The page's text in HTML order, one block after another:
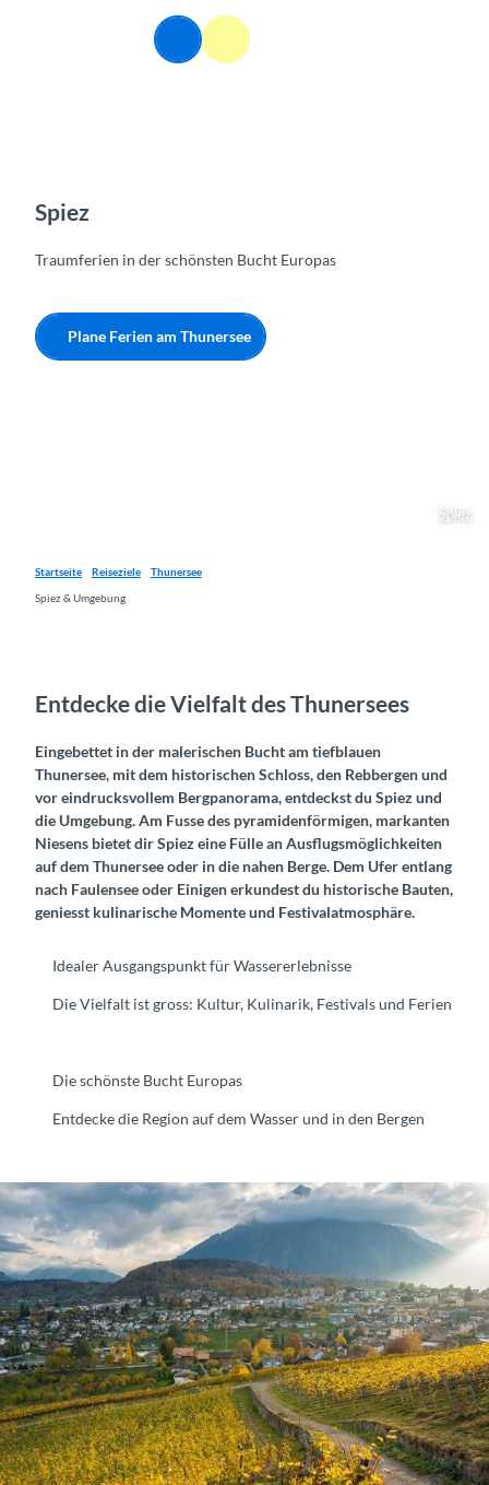
Suche Menü
Spiez
Spiez
Traumferien in der schönsten Bucht Europas
Plane Ferien am Thunersee
Startseite Reiseziele
Thunersee
Spiez & Umgebung
Entdecke die Vielfalt des Thunersees
Eingebettet in der malerischen Bucht am tiefblauen
Thunersee, mit dem historischen Schloss, den Rebbergen und
vor eindrucksvollem Bergpanorama, entdeckst du Spiez und
die Umgebung. Am Fusse des pyramidenförmigen, markanten
Niesens bietet dir Spiez eine Fülle an Ausflugsmöglichkeiten
auf dem Thunersee oder in die nahen Berge. Dem Ufer entlang
nach Faulensee oder Einigen erkundest du historische Bauten,
geniesst kulinarische Momente und Festivalatmosphäre.
Idealer Ausgangspunkt für Wassererlebnisse
Die Vielfalt ist gross: Kultur, Kulinarik, Festivals und Ferien
Die schönste Bucht Europas
Entdecke die Region auf dem Wasser und in den Bergen